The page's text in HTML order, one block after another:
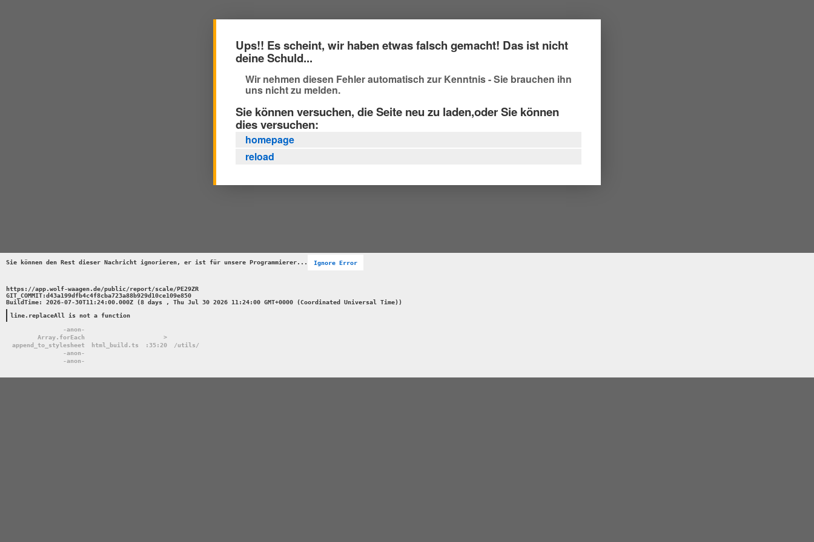
Ups!! Es scheint, wir haben etwas falsch gemacht! Das ist nicht
deine Schuld...
Wir nehmen diesen Fehler automatisch zur Kenntnis - Sie brauchen ihn
uns nicht zu melden.
Sie können versuchen, die Seite neu zu laden,oder Sie können
dies versuchen:
homepage
reload
Sie können den Rest dieser Nachricht ignorieren, er ist für unsere Programmierer... Ignore Error
https://app.wolf-waagen.de/public/report/scale/PE29ZR
GIT_COMMIT:d43a199dfb4c4f8cba723a88b929d10ce109e850
BuildTime: 2026-07-30T11:24:00.000Z (8 days , Thu Jul 30 2026 11:24:00 GMT+0000 (Coordinated Universal Time))
line.replaceAll is not a function
-anon-
Array.forEach
>
append_to_stylesheet
html_build.ts :35:20
/utils/
-anon-
-anon-